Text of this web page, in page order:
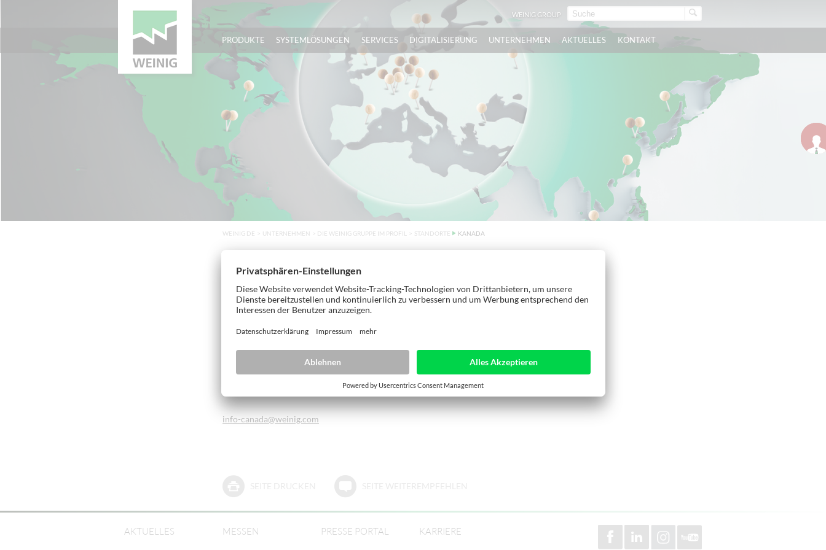
WEINIG GROUP
PRODUKTE SYSTEMLÖSUNGEN SERVICES DIGITALISIERUNG UNTERNEHMEN AKTUELLES KONTAKT
WEINIG DE > UNTERNEHMEN > DIE WEINIG GRUPPE IM PROFIL > STANDORTE KANADA
WEINIG HOLZ-HER CANADA INC.
Vertrieb und Service Kanada
4317 Autoroute des Laurentides Est
Kanada
Telefax +1 450 973-6503
info-canada@weinig.com
AKTUELLES MESSEN PRESSE PORTAL KARRIERE